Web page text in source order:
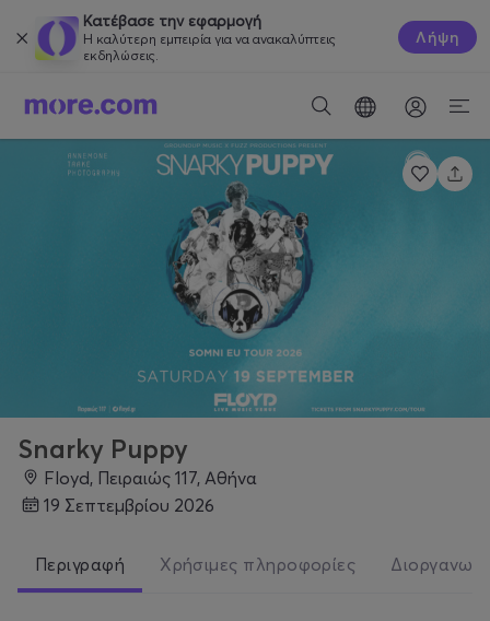
Κατέβασε την εφαρμογή
Η καλύτερη εμπειρία για να ανακαλύπτεις
εκδηλώσεις.
Λήψη
Snarky Puppy
Floyd, Πειραιώς 117, Αθήνα
19 Σεπτεμβρίου 2026
Περιγραφή Χρήσιμες πληροφορίες